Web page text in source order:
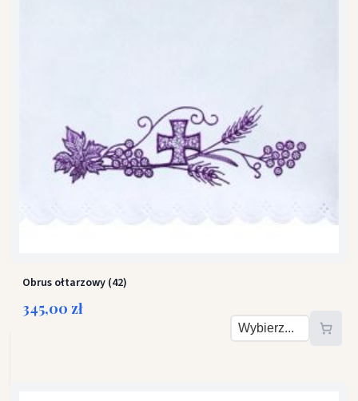
Obrus ołtarzowy (42)
345,00 zł